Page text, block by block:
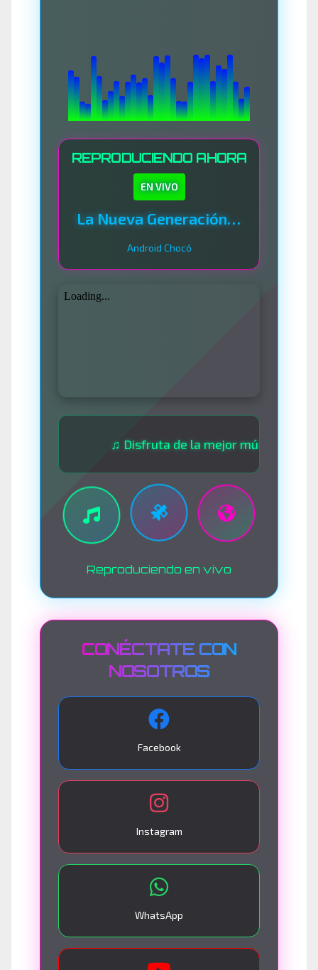
REPRODUCIENDO AHORA
EN VIVO
La Nueva Generación Del Sistema
Android Chocó
♫ Disfruta de la mejor música las 24 horas
Reproduciendo en vivo
CONÉCTATE CON
NOSOTROS
Facebook
Instagram
WhatsApp